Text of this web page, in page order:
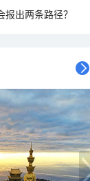
报出两条路径？